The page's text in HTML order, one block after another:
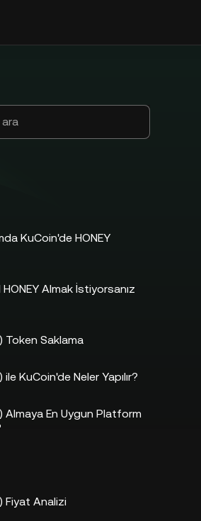
KuCoin'de HONEY
HONEY Almak İstiyorsanız
Token Saklama
ile KuCoin'de Neler Yapılır?
Almaya En Uygun Platform
Fiyat Analizi